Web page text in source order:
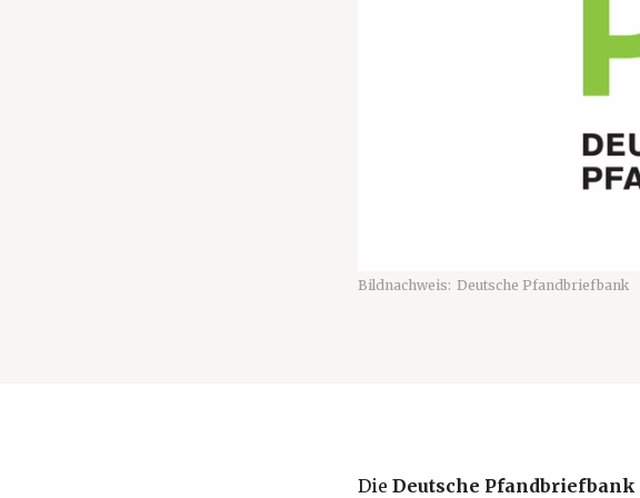
Bildnachweis: Deutsche Pfandbriefbank
Die Deutsche Pfandbriefbank